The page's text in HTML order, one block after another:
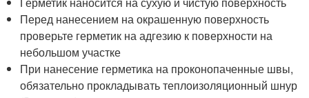
Перед нанесением на окрашенную поверхность
проверьте герметик на адгезию к поверхности на
небольшом участке
При нанесение герметика на проконопаченные швы,
обязательно прокладывать теплоизоляционный шнур